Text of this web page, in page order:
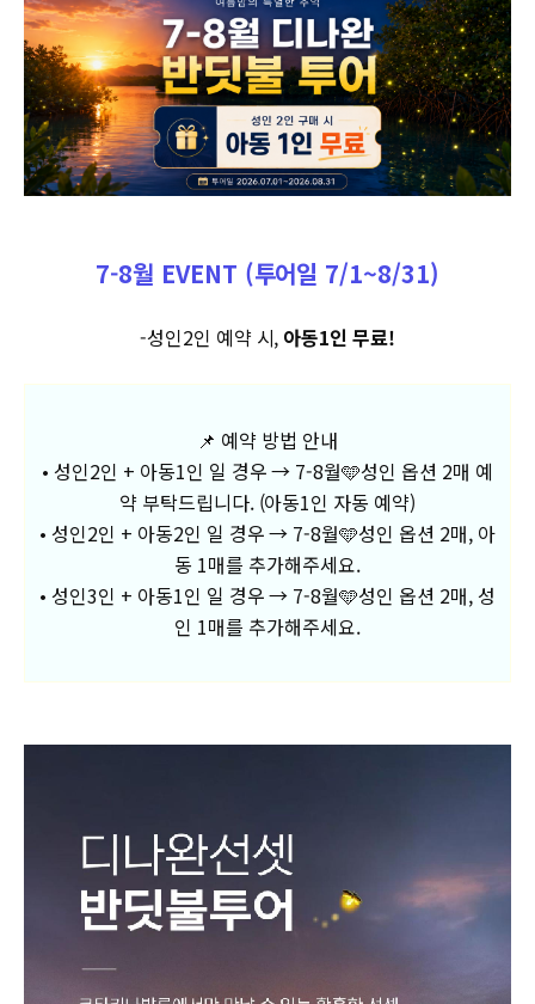
7-8월 EVENT (투어일 7/1~8/31)
-성인2인 예약 시, 아동1인 무료!
📌 예약 방법 안내
• 성인2인 + 아동1인 일 경우 → 7-8월🩵성인 옵션 2매 예
약 부탁드립니다. (아동1인 자동 예약)
• 성인2인 + 아동2인 일 경우 → 7-8월🩵성인 옵션 2매, 아
동 1매를 추가해주세요.
• 성인3인 + 아동1인 일 경우 → 7-8월🩵성인 옵션 2매, 성
인 1매를 추가해주세요.